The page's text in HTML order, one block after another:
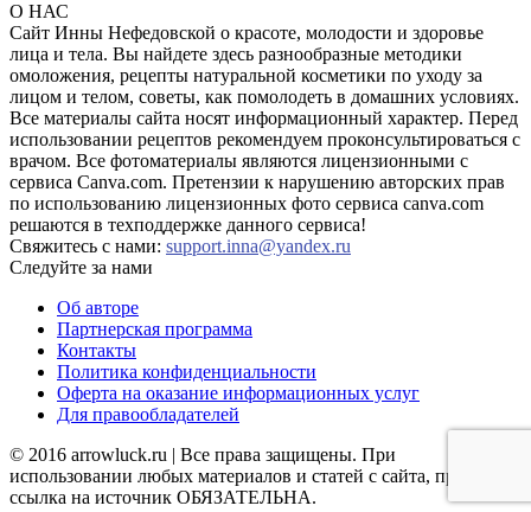
О НАС
Сайт Инны Нефедовской о красоте, молодости и здоровье
лица и тела. Вы найдете здесь разнообразные методики
омоложения, рецепты натуральной косметики по уходу за
лицом и телом, советы, как помолодеть в домашних условиях.
Все материалы сайта носят информационный характер. Перед
использовании рецептов рекомендуем проконсультироваться с
врачом. Все фотоматериалы являются лицензионными с
сервиса Canva.com. Претензии к нарушению авторских прав
по использованию лицензионных фото сервиса canva.com
решаются в техподдержке данного сервиса!
Свяжитесь с нами: support.inna@yandex.ru
Следуйте за нами
Об авторе
Партнерская программа
Контакты
Политика конфиденциальности
Оферта на оказание информационных услуг
Для правообладателей
© 2016 arrowluck.ru | Все права защищены. При
использовании любых материалов и статей с сайта, прямая
ссылка на источник ОБЯЗАТЕЛЬНА.